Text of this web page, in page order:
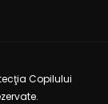
Copilului